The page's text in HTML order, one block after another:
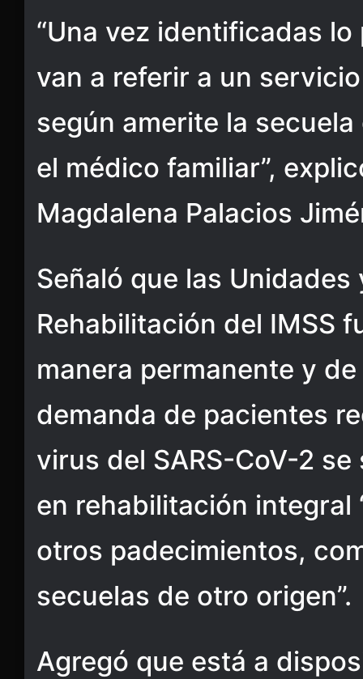
“Una vez identificadas
van a referir a un
según amerite la
el médico familiar”,
Magdalena Palacios
Señaló que las
Rehabilitación del IMSS
manera permanente y
demanda de pacientes
virus del SARS-CoV-2
en rehabilitación integral
otros padecimientos,
secuelas de otro origen”.
Agregó que está a